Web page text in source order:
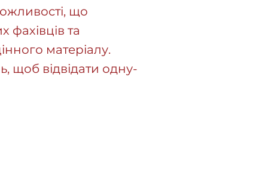
що
фахівців та
матеріалу.
щоб відвідати одну-